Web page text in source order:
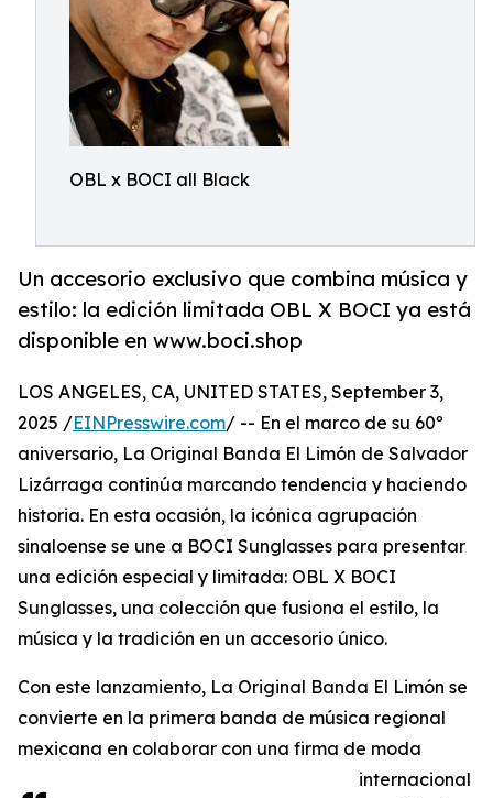
OBL x BOCI all Black
Un accesorio exclusivo que combina música y
estilo: la edición limitada OBL X BOCI ya está
disponible en www.boci.shop
LOS ANGELES, CA, UNITED STATES, September 3,
2025 /EINPresswire.com/ -- En el marco de su 60º
aniversario, La Original Banda El Limón de Salvador
Lizárraga continúa marcando tendencia y haciendo
historia. En esta ocasión, la icónica agrupación
sinaloense se une a BOCI Sunglasses para presentar
una edición especial y limitada: OBL X BOCI
Sunglasses, una colección que fusiona el estilo, la
música y la tradición en un accesorio único.
Con este lanzamiento, La Original Banda El Limón se
convierte en la primera banda de música regional
mexicana en colaborar con una firma de moda
internacional